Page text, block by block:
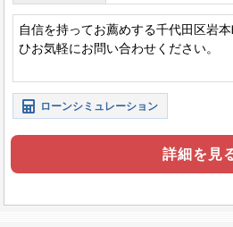
自信を持ってお薦めする千代田区岩
ひお気軽にお問い合わせください。
ローンシミュレーション
詳細を見